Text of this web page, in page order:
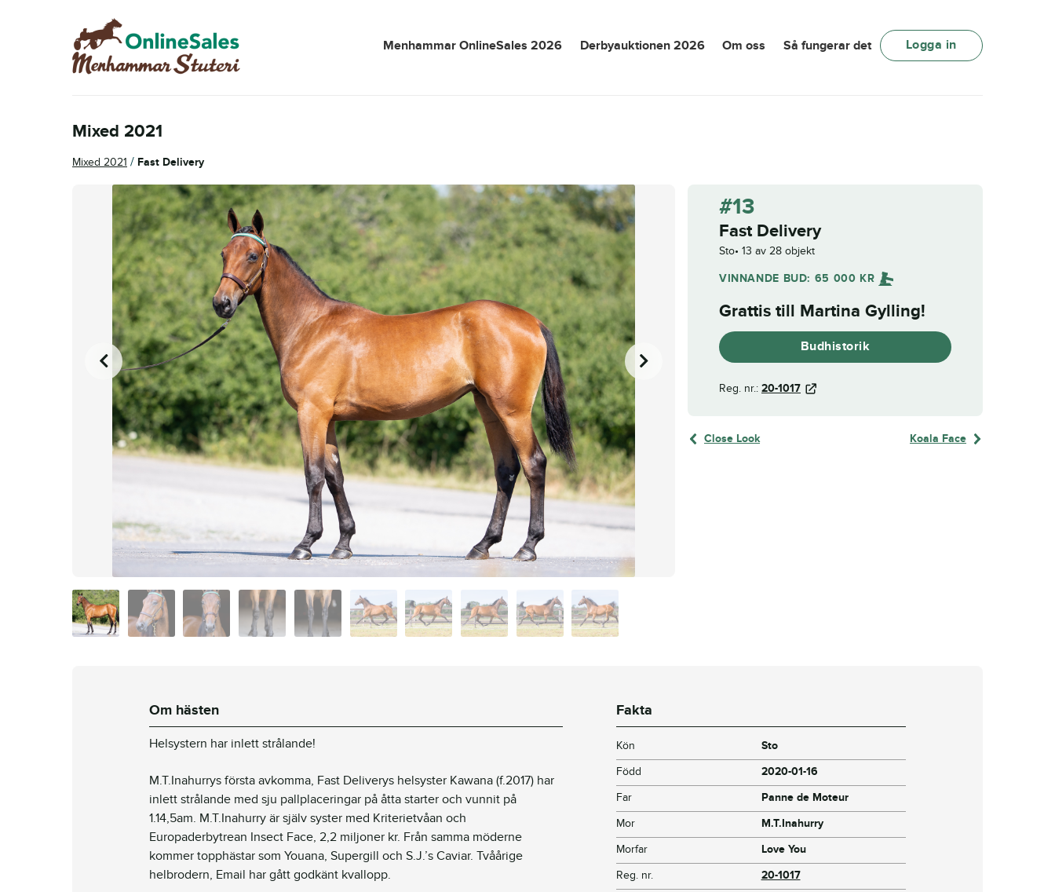
Hoppa
till
navigering
Hoppa
till
innehåll
Menhammar OnlineSales 2026 Derbyauktionen 2026 Om oss Så fungerar det Logga in
Mixed 2021
Mixed 2021 / Fast Delivery
#13
Fast Delivery
Sto 13 av 28 objekt
VINNANDE BUD: 65 000 KR
Grattis till Martina Gylling!
Budhistorik
Reg. nr.: 20-1017
Close Look Koala Face
Om hästen
Helsystern har inlett strålande!
M.T.Inahurrys första avkomma, Fast Deliverys helsyster Kawana (f.2017) har
inlett strålande med sju pallplaceringar på åtta starter och vunnit på
1.14,5am. M.T.Inahurry är själv syster med Kriterietvåan och
Europaderbytrean Insect Face, 2,2 miljoner kr. Från samma möderne
kommer topphästar som Youana, Supergill och S.J.’s Caviar. Tvåårige
helbrodern, Email har gått godkänt kvallopp.
Fakta
Kön
Sto
Född
2020-01-16
Far
Panne de Moteur
Mor
M.T.Inahurry
Morfar
Love You
Reg. nr.
20-1017